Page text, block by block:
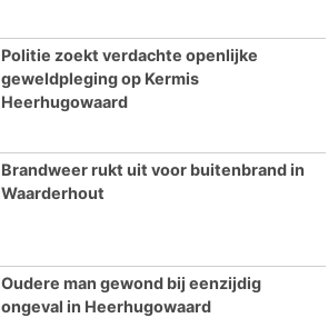
Politie zoekt verdachte openlijke
geweldpleging op Kermis
Heerhugowaard
Brandweer rukt uit voor buitenbrand in
Waarderhout
Oudere man gewond bij eenzijdig
ongeval in Heerhugowaard